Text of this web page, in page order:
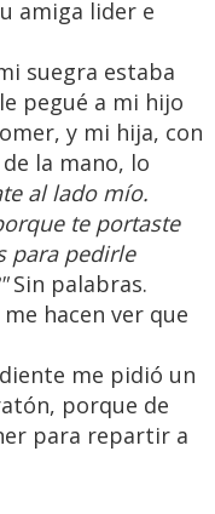
amiga lider e
suegra estaba
pegué a mi hijo
y mi hija, con
la mano, lo
al lado mío.
te portaste
para pedirle
Sin palabras.
hacen ver que
me pidió un
porque de
para repartir a